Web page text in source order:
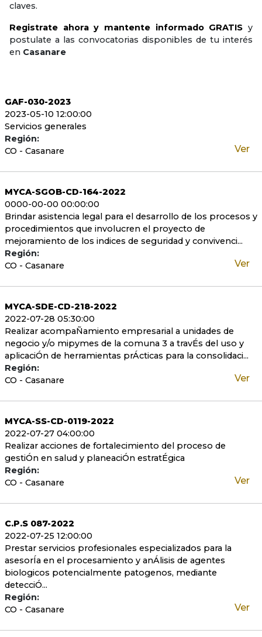
claves.
Registrate ahora y mantente informado GRATIS y
postulate a las convocatorias disponibles de tu interés
en Casanare
GAF-030-2023
2023-05-10 12:00:00
Servicios generales
Región:
CO - Casanare
Ver
MYCA-SGOB-CD-164-2022
0000-00-00 00:00:00
Brindar asistencia legal para el desarrollo de los procesos y
procedimientos que involucren el proyecto de
mejoramiento de los indices de seguridad y convivenci...
Región:
CO - Casanare
Ver
MYCA-SDE-CD-218-2022
2022-07-28 05:30:00
Realizar acompaÑamiento empresarial a unidades de
negocio y/o mipymes de la comuna 3 a travÉs del uso y
aplicaciÓn de herramientas prÁcticas para la consolidaci...
Región:
CO - Casanare
Ver
MYCA-SS-CD-0119-2022
2022-07-27 04:00:00
Realizar acciones de fortalecimiento del proceso de
gestiÓn en salud y planeaciÓn estratÉgica
Región:
CO - Casanare
Ver
C.P.S 087-2022
2022-07-25 12:00:00
Prestar servicios profesionales especializados para la
asesorÍa en el procesamiento y anÁlisis de agentes
biologicos potencialmente patogenos, mediante
detecciÓ...
Región:
CO - Casanare
Ver